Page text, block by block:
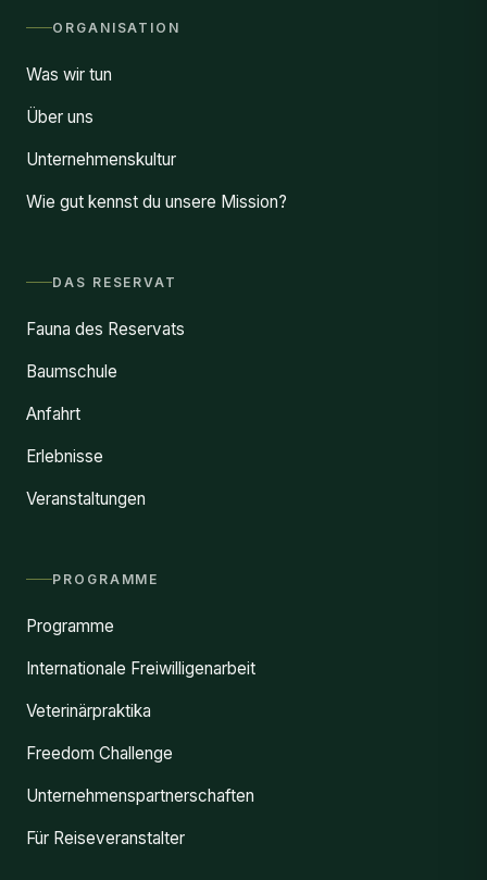
ORGANISATION
Was wir tun
Über uns
Unternehmenskultur
Wie gut kennst du unsere Mission?
DAS RESERVAT
Fauna des Reservats
Baumschule
Anfahrt
Erlebnisse
Veranstaltungen
PROGRAMME
Programme
Internationale Freiwilligenarbeit
Veterinärpraktika
Freedom Challenge
Unternehmenspartnerschaften
Für Reiseveranstalter